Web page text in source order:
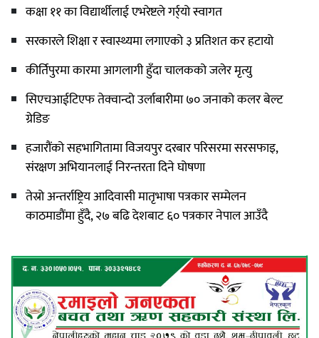
कक्षा ११ का विद्यार्थीलाई एभरेष्टले गर्र्यो स्वागत
सरकारले शिक्षा र स्वास्थ्यमा लगाएको ३ प्रतिशत कर हटायो
कीर्तिपुरमा कारमा आगलागी हुँदा चालकको जलेर मृत्यु
सिएचआईटिएफ तेक्वान्दो उर्लाबारीमा ७० जनाको कलर बेल्ट
ग्रेडिङ
हजारौंको सहभागितामा विजयपुर दरबार परिसरमा सरसफाइ,
संरक्षण अभियानलाई निरन्तरता दिने घोषणा
तेस्रो अन्तर्राष्ट्रिय आदिवासी मातृभाषा पत्रकार सम्मेलन
काठमाडौंमा हुँदै, २७ बढि देशबाट ६० पत्रकार नेपाल आउँदै